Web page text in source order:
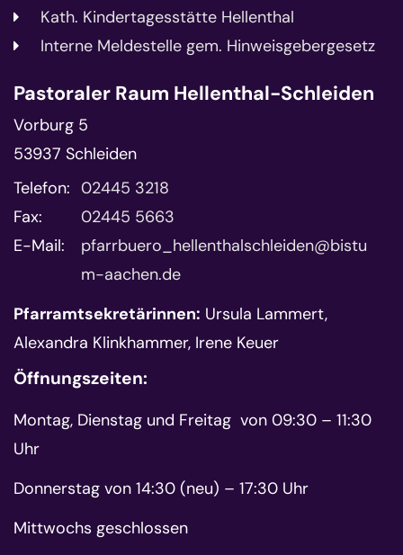
Kath. Kindertagesstätte Hellenthal
Interne Meldestelle gem. Hinweisgebergesetz
Pastoraler Raum Hellenthal-Schleiden
Vorburg 5
53937 Schleiden
Telefon: 02445 3218
Fax:
02445 5663
E-Mail:
pfarrbuero_hellenthalschleiden@bistu
m-aachen.de
Pfarramtsekretärinnen: Ursula Lammert,
Alexandra Klinkhammer, Irene Keuer
Öffnungszeiten:
Montag, Dienstag und Freitag von 09:30 – 11:30
Uhr
Donnerstag von 14:30 (neu) – 17:30 Uhr
Mittwochs geschlossen